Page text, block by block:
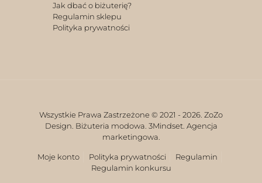
Jak dbać o biżuterię?
Regulamin sklepu
Polityka prywatności
Wszystkie Prawa Zastrzeżone © 2021 - 2026. ZoZo
Design. Biżuteria modowa. 3Mindset. Agencja
marketingowa.
Moje konto Polityka prywatności
Regulamin
Regulamin konkursu